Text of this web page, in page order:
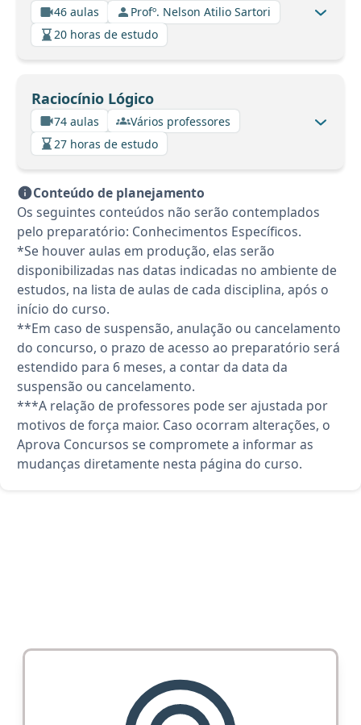
46 aulas
Profº. Nelson Atilio Sartori
20 horas de estudo
Raciocínio Lógico
74 aulas
Vários professores
27 horas de estudo
Conteúdo de planejamento
Os seguintes conteúdos não serão contemplados
pelo preparatório: Conhecimentos Específicos.
*Se houver aulas em produção, elas serão
disponibilizadas nas datas indicadas no ambiente de
estudos, na lista de aulas de cada disciplina, após o
início do curso.
**Em caso de suspensão, anulação ou cancelamento
do concurso, o prazo de acesso ao preparatório será
estendido para 6 meses, a contar da data da
suspensão ou cancelamento.
***A relação de professores pode ser ajustada por
motivos de força maior. Caso ocorram alterações, o
Aprova Concursos se compromete a informar as
mudanças diretamente nesta página do curso.